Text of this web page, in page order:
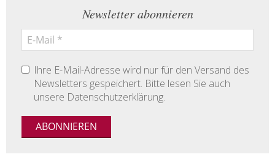
Newsletter abonnieren
Ihre E-Mail-Adresse wird nur für den Versand des
Newsletters gespeichert. Bitte lesen Sie auch
unsere Datenschutzerklärung.